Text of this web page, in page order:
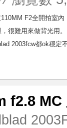
F2全開拍室
很難用來做背光用
2003fcw都ok穩
f2.8 MC